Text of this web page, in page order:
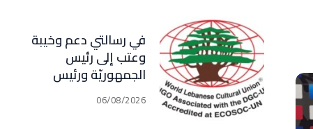
في رسالتي دعم وخيبة
وعتب إلى رئيس
الجمهوريّة ورئيس
مجلس الوزراء .. رئيس
الجامعة اللبنانية
06/08/2026